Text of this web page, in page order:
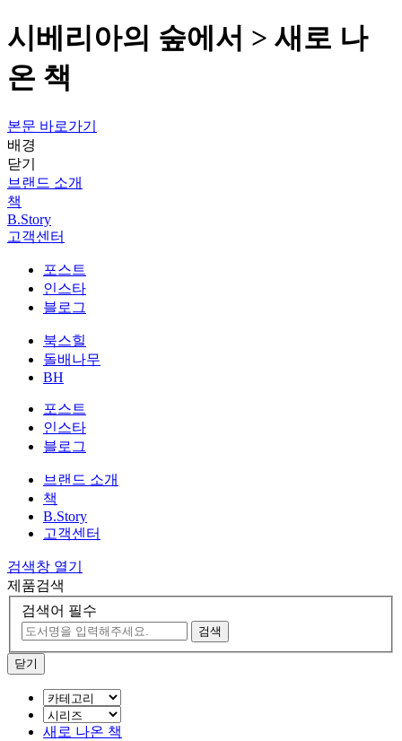
시베리아의 숲에서 > 새로 나
온 책
본문 바로가기
배경
닫기
브랜드 소개
책
B.Story
고객센터
포스트
인스타
블로그
북스힐
돌배나무
BH
포스트
인스타
블로그
브랜드 소개
책
B.Story
고객센터
검색창 열기
제품검색
검색어 필수
검색
닫기
새로 나온 책